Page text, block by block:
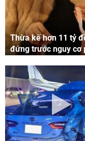
Thừa kế hơn 11 tỷ
đứng trước nguy cơ